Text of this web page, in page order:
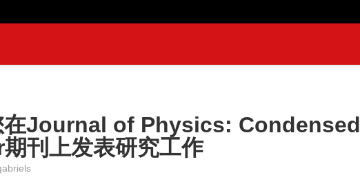
在Journal of Physics: Condensed
刊上发表研究工作